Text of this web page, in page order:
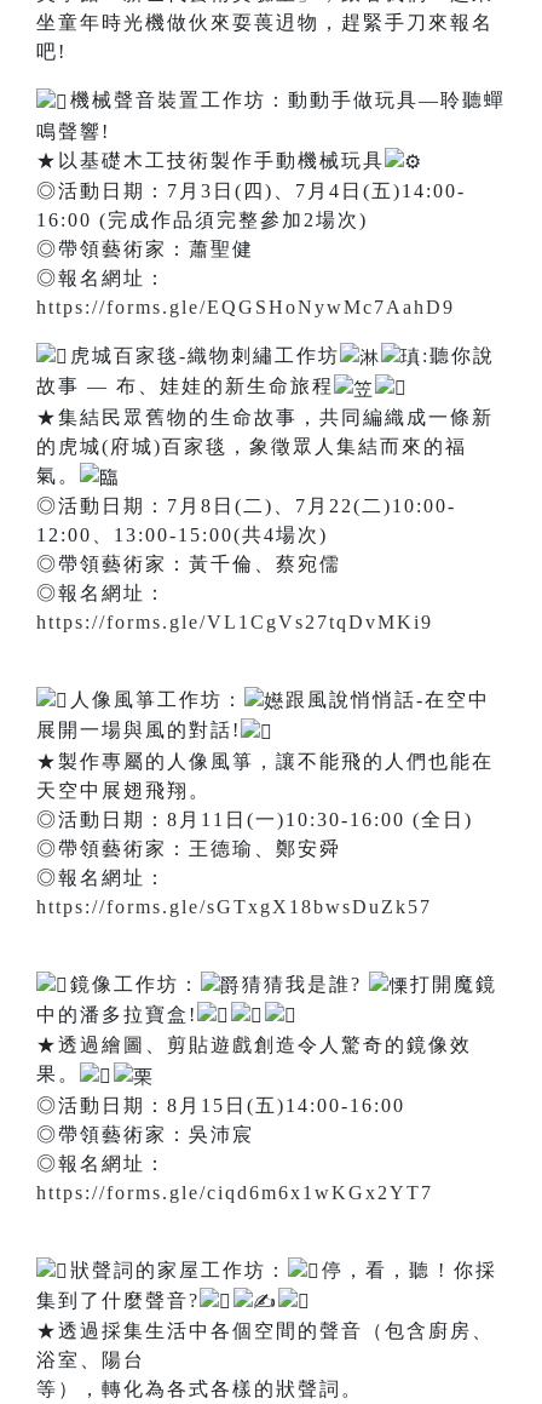
坐童年時光機做伙來耍葨迌物，趕緊手刀來報名
吧!
機械聲音裝置工作坊：動動手做玩具—聆聽蟬
鳴聲響!
★以基礎木工技術製作手動機械玩具
◎活動日期：7月3日(四)、7月4日(五)14:00-
16:00 (完成作品須完整參加2場次)
◎帶領藝術家：蕭聖健
◎報名網址：
https://forms.gle/EQGSHoNywMc7AahD9
虎城百家毯-織物刺繡工作坊
:聽你說
故事 — 布、娃娃的新生命旅程
★集結民眾舊物的生命故事，共同編織成一條新
的虎城(府城)百家毯，象徵眾人集結而來的福
氣。
◎活動日期：7月8日(二)、7月22(二)10:00-
12:00、13:00-15:00(共4場次)
◎帶領藝術家：黃千倫、蔡宛儒
◎報名網址：
https://forms.gle/VL1CgVs27tqDvMKi9
人像風箏工作坊：
跟風說悄悄話-在空中
展開一場與風的對話!
★製作專屬的人像風箏，讓不能飛的人們也能在
天空中展翅飛翔。
◎活動日期：8月11日(一)10:30-16:00 (全日)
◎帶領藝術家：王德瑜、鄭安舜
◎報名網址：
https://forms.gle/sGTxgX18bwsDuZk57
鏡像工作坊： 猜猜我是誰?
打開魔鏡
中的潘多拉寶盒!
★透過繪圖、剪貼遊戲創造令人驚奇的鏡像效
果。
◎活動日期：8月15日(五)14:00-16:00
◎帶領藝術家：吳沛宸
◎報名網址：
https://forms.gle/ciqd6m6x1wKGx2YT7
狀聲詞的家屋工作坊：
停，看，聽 ! 你採
集到了什麼聲音?
★透過採集生活中各個空間的聲音（包含廚房、
浴室、陽台
等），轉化為各式各樣的狀聲詞。